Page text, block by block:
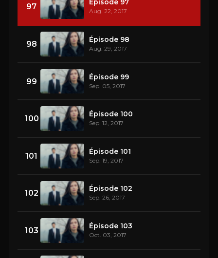
97 Épisode 97
Aug. 22, 2017
98 Épisode 98
Aug. 29, 2017
99 Épisode 99
Sep. 05, 2017
100 Épisode 100
Sep. 12, 2017
101 Épisode 101
Sep. 19, 2017
102 Épisode 102
Sep. 26, 2017
103 Épisode 103
Oct. 03, 2017